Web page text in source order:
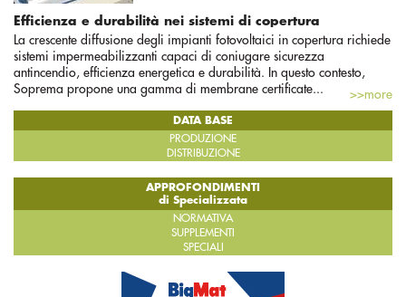
Efficienza e durabilità nei sistemi di copertura
La crescente diffusione degli impianti fotovoltaici in copertura richiede
sistemi impermeabilizzanti capaci di coniugare sicurezza
antincendio, efficienza energetica e durabilità. In questo contesto,
Soprema propone una gamma di membrane certificate...
>>more
DATA BASE
PRODUZIONE
DISTRIBUZIONE
APPROFONDIMENTI
di Specializzata
NORMATIVA
SUPPLEMENTI
SPECIALI